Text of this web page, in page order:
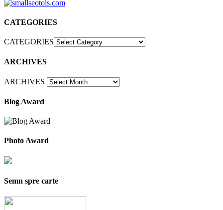
CATEGORIES
CATEGORIES
ARCHIVES
ARCHIVES
Blog Award
Photo Award
Semn spre carte